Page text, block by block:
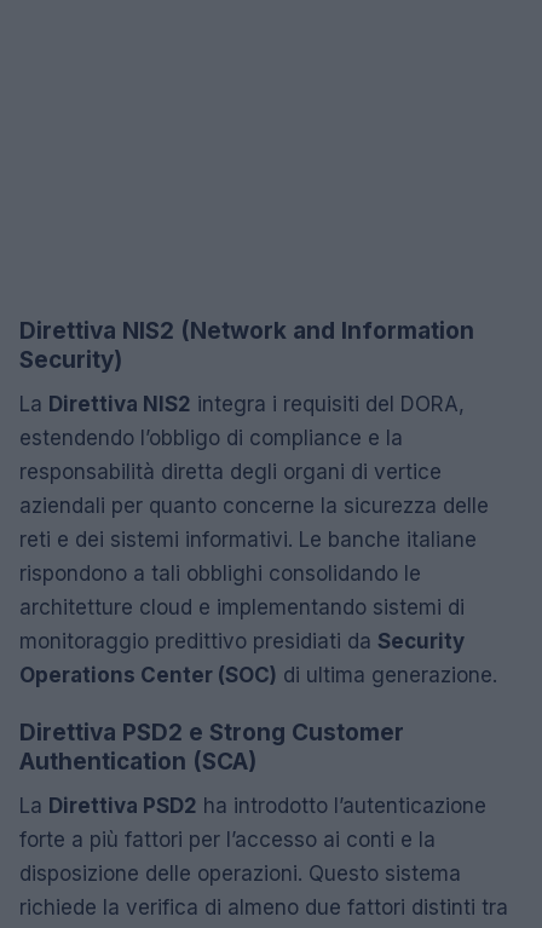
Direttiva NIS2 (Network and Information
Security)
La Direttiva NIS2 integra i requisiti del DORA,
estendendo l’obbligo di compliance e la
responsabilità diretta degli organi di vertice
aziendali per quanto concerne la sicurezza delle
reti e dei sistemi informativi. Le banche italiane
rispondono a tali obblighi consolidando le
architetture cloud e implementando sistemi di
monitoraggio predittivo presidiati da Security
Operations Center (SOC) di ultima generazione.
Direttiva PSD2 e Strong Customer
Authentication (SCA)
La Direttiva PSD2 ha introdotto l’autenticazione
forte a più fattori per l’accesso ai conti e la
disposizione delle operazioni. Questo sistema
richiede la verifica di almeno due fattori distinti tra